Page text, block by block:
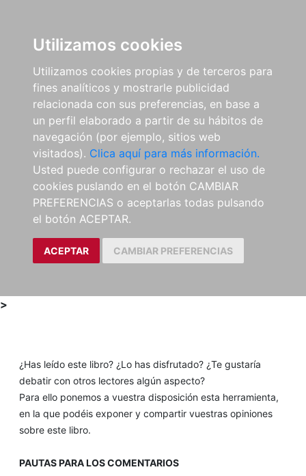
Utilizamos cookies
Utilizamos cookies propias y de terceros para
fines analíticos y mostrarle publicidad
relacionada con sus preferencias, en base a
un perfil elaborado a partir de su hábitos de
navegación (por ejemplo, sitios web
visitados). Clica aquí para más información.
Usted puede configurar o rechazar el uso de
cookies puslando en el botón CAMBIAR
PREFERENCIAS o aceptarlas todas pulsando
el botón ACEPTAR.
ACEPTAR CAMBIAR PREFERENCIAS
>
¿Has leído este libro? ¿Lo has disfrutado? ¿Te gustaría
debatir con otros lectores algún aspecto?
Para ello ponemos a vuestra disposición esta herramienta,
en la que podéis exponer y compartir vuestras opiniones
sobre este libro.
PAUTAS PARA LOS COMENTARIOS